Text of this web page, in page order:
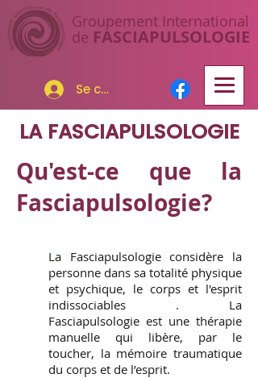
Groupement International
de FASCIAPULSOLOGIE
Se connecter
LA FASCIAPULSOLOGIE
Qu'est-ce que la
Fasciapulsologie?
La Fasciapulsologie considère la
personne dans sa totalité physique
et psychique, le corps et l'esprit
indissociables . La
Fasciapulsologie est une thérapie
manuelle qui libère, par le
toucher, la mémoire traumatique
du corps et de l’esprit.